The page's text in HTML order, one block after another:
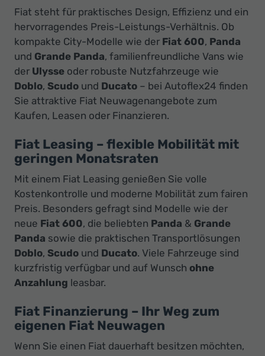
Fiat steht für praktisches Design, Effizienz und ein
hervorragendes Preis-Leistungs-Verhältnis. Ob
kompakte City-Modelle wie der Fiat 600, Panda
und Grande Panda, familienfreundliche Vans wie
der Ulysse oder robuste Nutzfahrzeuge wie
Doblo, Scudo und Ducato – bei Autoflex24 finden
Sie attraktive Fiat Neuwagenangebote zum
Kaufen, Leasen oder Finanzieren.
Fiat Leasing – flexible Mobilität mit
geringen Monatsraten
Mit einem Fiat Leasing genießen Sie volle
Kostenkontrolle und moderne Mobilität zum fairen
Preis. Besonders gefragt sind Modelle wie der
neue Fiat 600, die beliebten Panda & Grande
Panda sowie die praktischen Transportlösungen
Doblo, Scudo und Ducato. Viele Fahrzeuge sind
kurzfristig verfügbar und auf Wunsch ohne
Anzahlung leasbar.
Fiat Finanzierung – Ihr Weg zum
eigenen Fiat Neuwagen
Wenn Sie einen Fiat dauerhaft besitzen möchten,